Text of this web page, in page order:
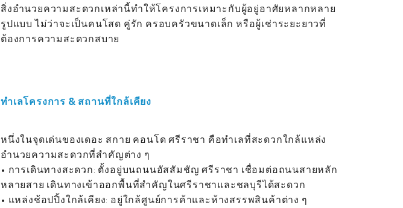
สิ่งอำนวยความสะดวกเหล่านี้ทำให้โครงการเหมาะกับผู้อยู่อาศัยหลากหลาย
รูปแบบ ไม่ว่าจะเป็นคนโสด คู่รัก ครอบครัวขนาดเล็ก หรือผู้เช่าระยะยาวที่
ต้องการความสะดวกสบาย
ทำเลโครงการ & สถานที่ใกล้เคียง
หนึ่งในจุดเด่นของเดอะ สกาย คอนโด ศรีราชา คือทำเลที่สะดวกใกล้แหล่ง
อำนวยความสะดวกที่สำคัญต่าง ๆ
• การเดินทางสะดวก: ตั้งอยู่บนถนนอัสสัมชัญ ศรีราชา เชื่อมต่อถนนสายหลัก
หลายสาย เดินทางเข้าออกพื้นที่สำคัญในศรีราชาและชลบุรีได้สะดวก
• แหล่งช้อปปิ้งใกล้เคียง: อยู่ใกล้ศูนย์การค้าและห้างสรรพสินค้าต่าง ๆ